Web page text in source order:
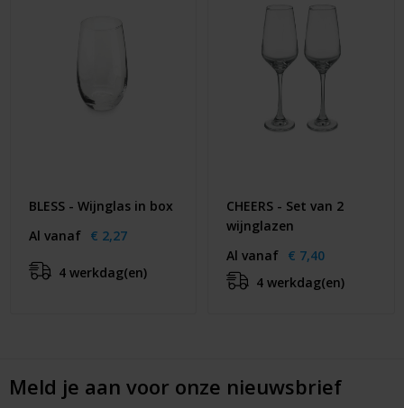
BLESS - Wijnglas in box
Al vanaf € 2,27
4 werkdag(en)
CHEERS - Set van 2
wijnglazen
Al vanaf € 7,40
4 werkdag(en)
Meld je aan voor onze nieuwsbrief